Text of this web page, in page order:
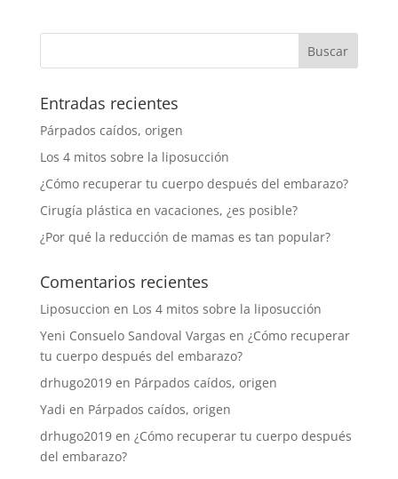
Buscar:
Entradas recientes
Párpados caídos, origen
Los 4 mitos sobre la liposucción
¿Cómo recuperar tu cuerpo después del embarazo?
Cirugía plástica en vacaciones, ¿es posible?
¿Por qué la reducción de mamas es tan popular?
Comentarios recientes
Liposuccion en Los 4 mitos sobre la liposucción
Yeni Consuelo Sandoval Vargas en ¿Cómo recuperar
tu cuerpo después del embarazo?
drhugo2019en Párpados caídos, origen
Yadi en Párpados caídos, origen
drhugo2019en ¿Cómo recuperar tu cuerpo después
del embarazo?